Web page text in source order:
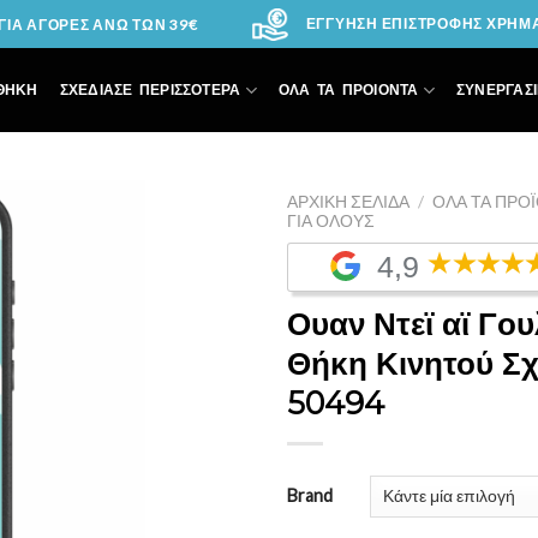
ΑΓΟΡΕΣ ΑΝΩ ΤΩΝ 39€ ΕΓΓΥΗΣΗ ΕΠΙΣΤΡΟΦΗΣ
ΣΧΕΔΙΑΣΕ ΠΕΡΙΣΣΟΤΕΡΑ ΟΛΑ ΤΑ ΠΡΟΙΟΝΤΑ
ΑΡΧΙΚΉ ΣΕΛΊΔΑ / ΌΛΑ ΤΑ
ΓΙΑ ΌΛΟΥΣ
4,9
Ουαν Ντεϊ αϊ
Θήκη Κινητού
50494
Brand